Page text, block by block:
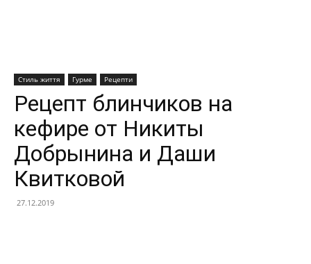
Стиль життя Гурме Рецепти
Рецепт блинчиков на
кефире от Никиты
Добрынина и Даши
Квитковой
27.12.2019